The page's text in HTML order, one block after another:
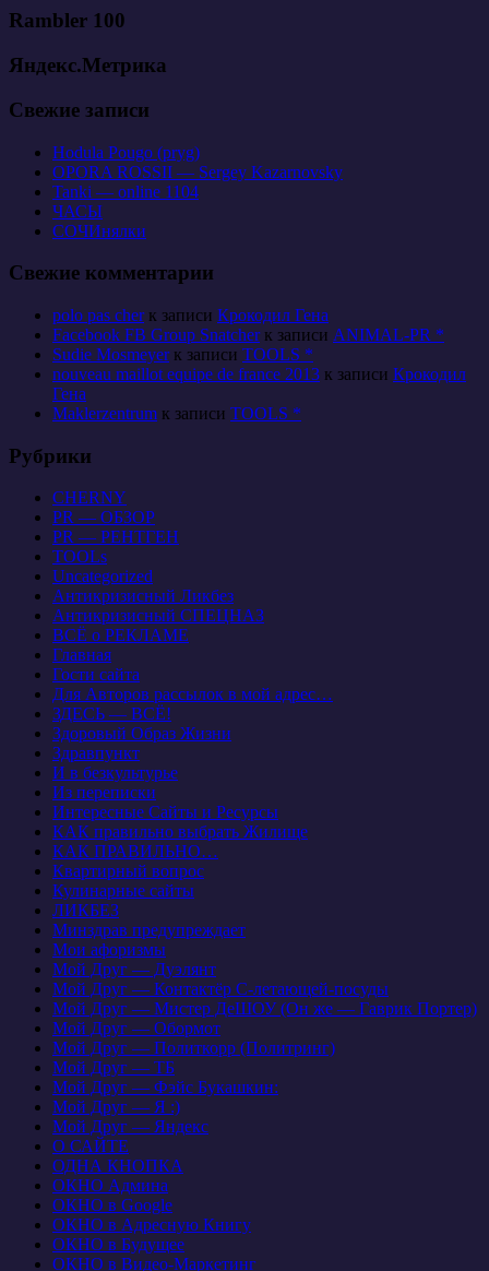
Rambler 100
Яндекс.Метрика
Свежие записи
Hodula Pougo (pryg)
OPORA ROSSII — Sergey Kazarnovsky
Tanki — online 1104
ЧАСЫ
СОЧИнялки
Свежие комментарии
polo pas cherк записи Крокодил Гена
Facebook FB Group Snatcherк записи ANIMAL-PR *
Sudie Mosmeyerк записи TOOLS *
nouveau maillot equipe de france 2013 к записи Крокодил
Гена
Maklerzentrum к записи TOOLS *
Рубрики
CHERNY
PR — ОБЗОР
PR — РЕНТГЕН
TOOLs
Uncategorized
Антикризисный Ликбез
Антикризисный СПЕЦНАЗ
ВСЁ о РЕКЛАМЕ
Главная
Гости сайта
Для Авторов рассылок в мой адрес…
ЗДЕСЬ — ВСЁ!
Здоровый Образ Жизни
Здравпункт
И в безкультурье
Из переписки
Интересные Сайты и Ресурсы
КАК правильно выбрать Жилище
КАК ПРАВИЛЬНО…
Квартирный вопрос
Кулинарные сайты
ЛИКБЕЗ
Минздрав предупреждает
Мои афоризмы
Мой Друг — Дуэлянт
Мой Друг — Контактёр С-летающей-посуды
Мой Друг — Мистер ДеШОУ (Он же — Гаврик Портер)
Мой Друг — Обормот
Мой Друг — Политкорр (Политринг)
Мой Друг — ТБ
Мой Друг — Фэйс Букашкин:
Мой Друг — Я :)
Мой Друг — Яндекс
О САЙТЕ
ОДНА КНОПКА
ОКНО Админа
ОКНО в Google
ОКНО в Адресную Книгу
ОКНО в Будущее
ОКНО в Видео-Маркетинг